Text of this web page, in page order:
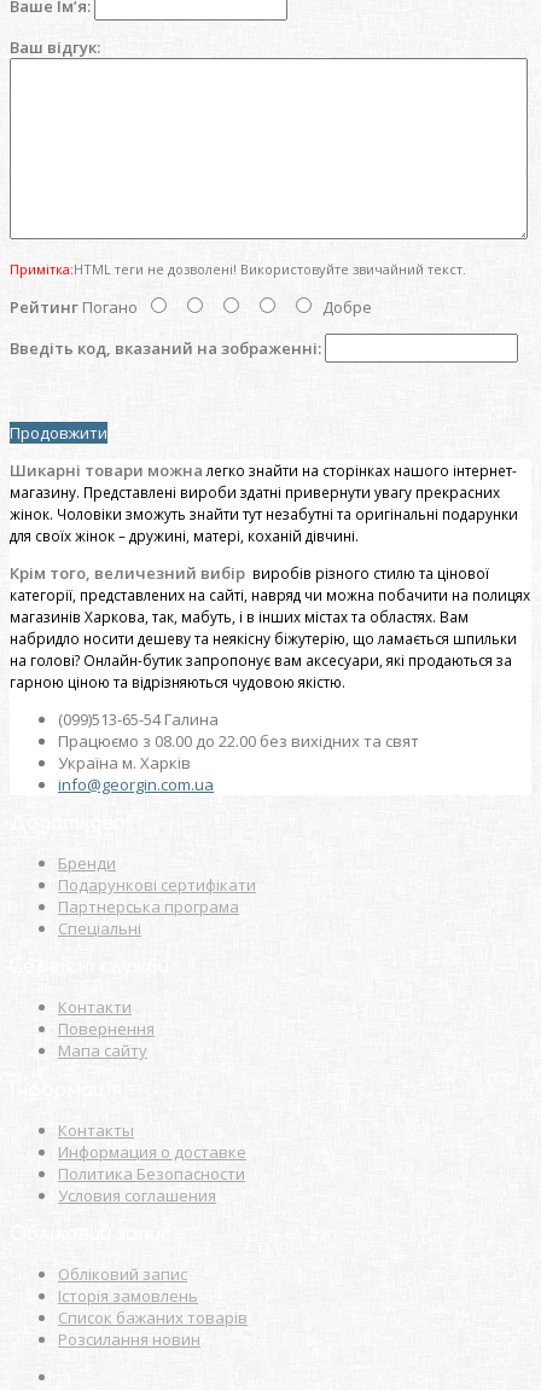
Ваше Ім’я:
Ваш відгук:
Примітка:HTML теги не дозволені! Використовуйте звичайний текст.
Рейтинг Погано
Добре
Введіть код, вказаний на зображенні:
Продовжити
Шикарні товари можна легко знайти на сторінках нашого інтернет-
магазину. Представлені вироби здатні привернути увагу прекрасних
жінок. Чоловіки зможуть знайти тут незабутні та оригінальні подарунки
для своїх жінок – дружині, матері, коханій дівчині.
Крім того, величезний вибір виробів різного стилю та цінової
категорії, представлених на сайті, навряд чи можна побачити на полицях
магазинів Харкова, так, мабуть, і в інших містах та областях. Вам
набридло носити дешеву та неякісну біжутерію, що ламається шпильки
на голові? Онлайн-бутик запропонує вам аксесуари, які продаються за
гарною ціною та відрізняються чудовою якістю.
(099)513-65-54 Галина
Працюємо з 08.00 до 22.00 без вихідних та свят
Україна м. Харків
info@georgin.com.ua
Бренди
Подарункові сертифікати
Партнерська програма
Спеціальні
Контакти
Повернення
Мапа сайту
Контакты
Информация о доставке
Политика Безопасности
Условия соглашения
Обліковий запис
Історія замовлень
Список бажаних товарів
Розсилання новин